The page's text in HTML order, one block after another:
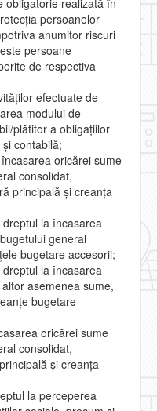
persoanelor
anumitor riscuri
persoane
de respectiva
efectuate de
modului de
plătitor a obligaţiilor
contabilă;
oricărei sume
consolidat,
principală şi creanţa
la încasarea
general
bugetare accesorii;
la încasarea
asemenea sume,
bugetare
oricărei sume
consolidat,
şi creanţa
la perceperea